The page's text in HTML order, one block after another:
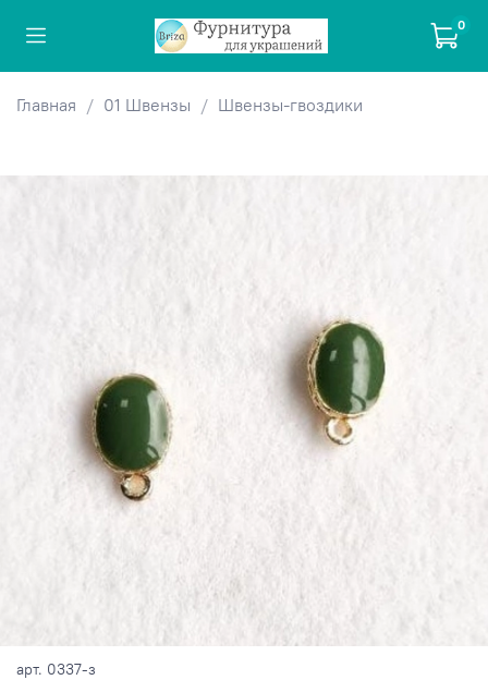
0
Главная 01 Швензы Швензы-гвоздики
арт. 0337-з